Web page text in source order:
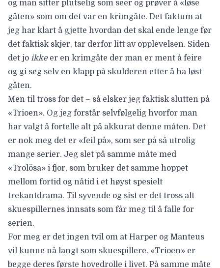
og man sitter plutselig som seer og prøver å «løse
gåten» som om det var en krimgåte. Det faktum at
jeg har klart å gjette hvordan det skal ende lenge før
det faktisk skjer, tar derfor litt av opplevelsen. Siden
det jo ikkeer en krimgåte der man er ment å feire
og gi seg selv en klapp på skulderen etter å ha løst
gåten.
Men til tross for det – så elsker jeg faktisk slutten på
«Trioen». Og jeg forstår selvfølgelig hvorfor man
har valgt å fortelle alt på akkurat denne måten. Det
er nok meg det er «feil på», som ser på så utrolig
mange serier. Jeg slet på samme måte med
«Trolösa» i fjor, som bruker det samme hoppet
mellom fortid og nåtid i et høyst spesielt
trekantdrama. Til syvende og sist er det tross alt
skuespillernes innsats som får meg til å falle for
serien.
For meg er det ingen tvil om at Harper og Manteus
vil kunne nå langt som skuespillere. «Trioen» er
begge deres første hovedrolle i livet. På samme måte